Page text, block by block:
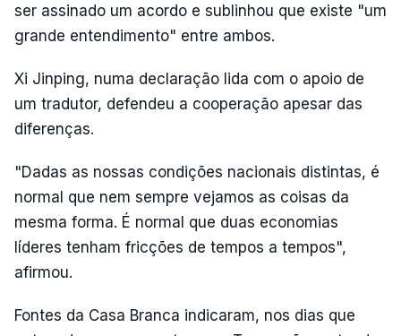
ser assinado um acordo e sublinhou que existe "um
grande entendimento" entre ambos.
Xi Jinping, numa declaração lida com o apoio de
um tradutor, defendeu a cooperação apesar das
diferenças.
"Dadas as nossas condições nacionais distintas, é
normal que nem sempre vejamos as coisas da
mesma forma. É normal que duas economias
líderes tenham fricções de tempos a tempos",
afirmou.
Fontes da Casa Branca indicaram, nos dias que